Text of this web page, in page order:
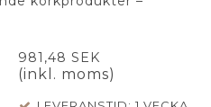
981,48 SEK
(inkl. moms)